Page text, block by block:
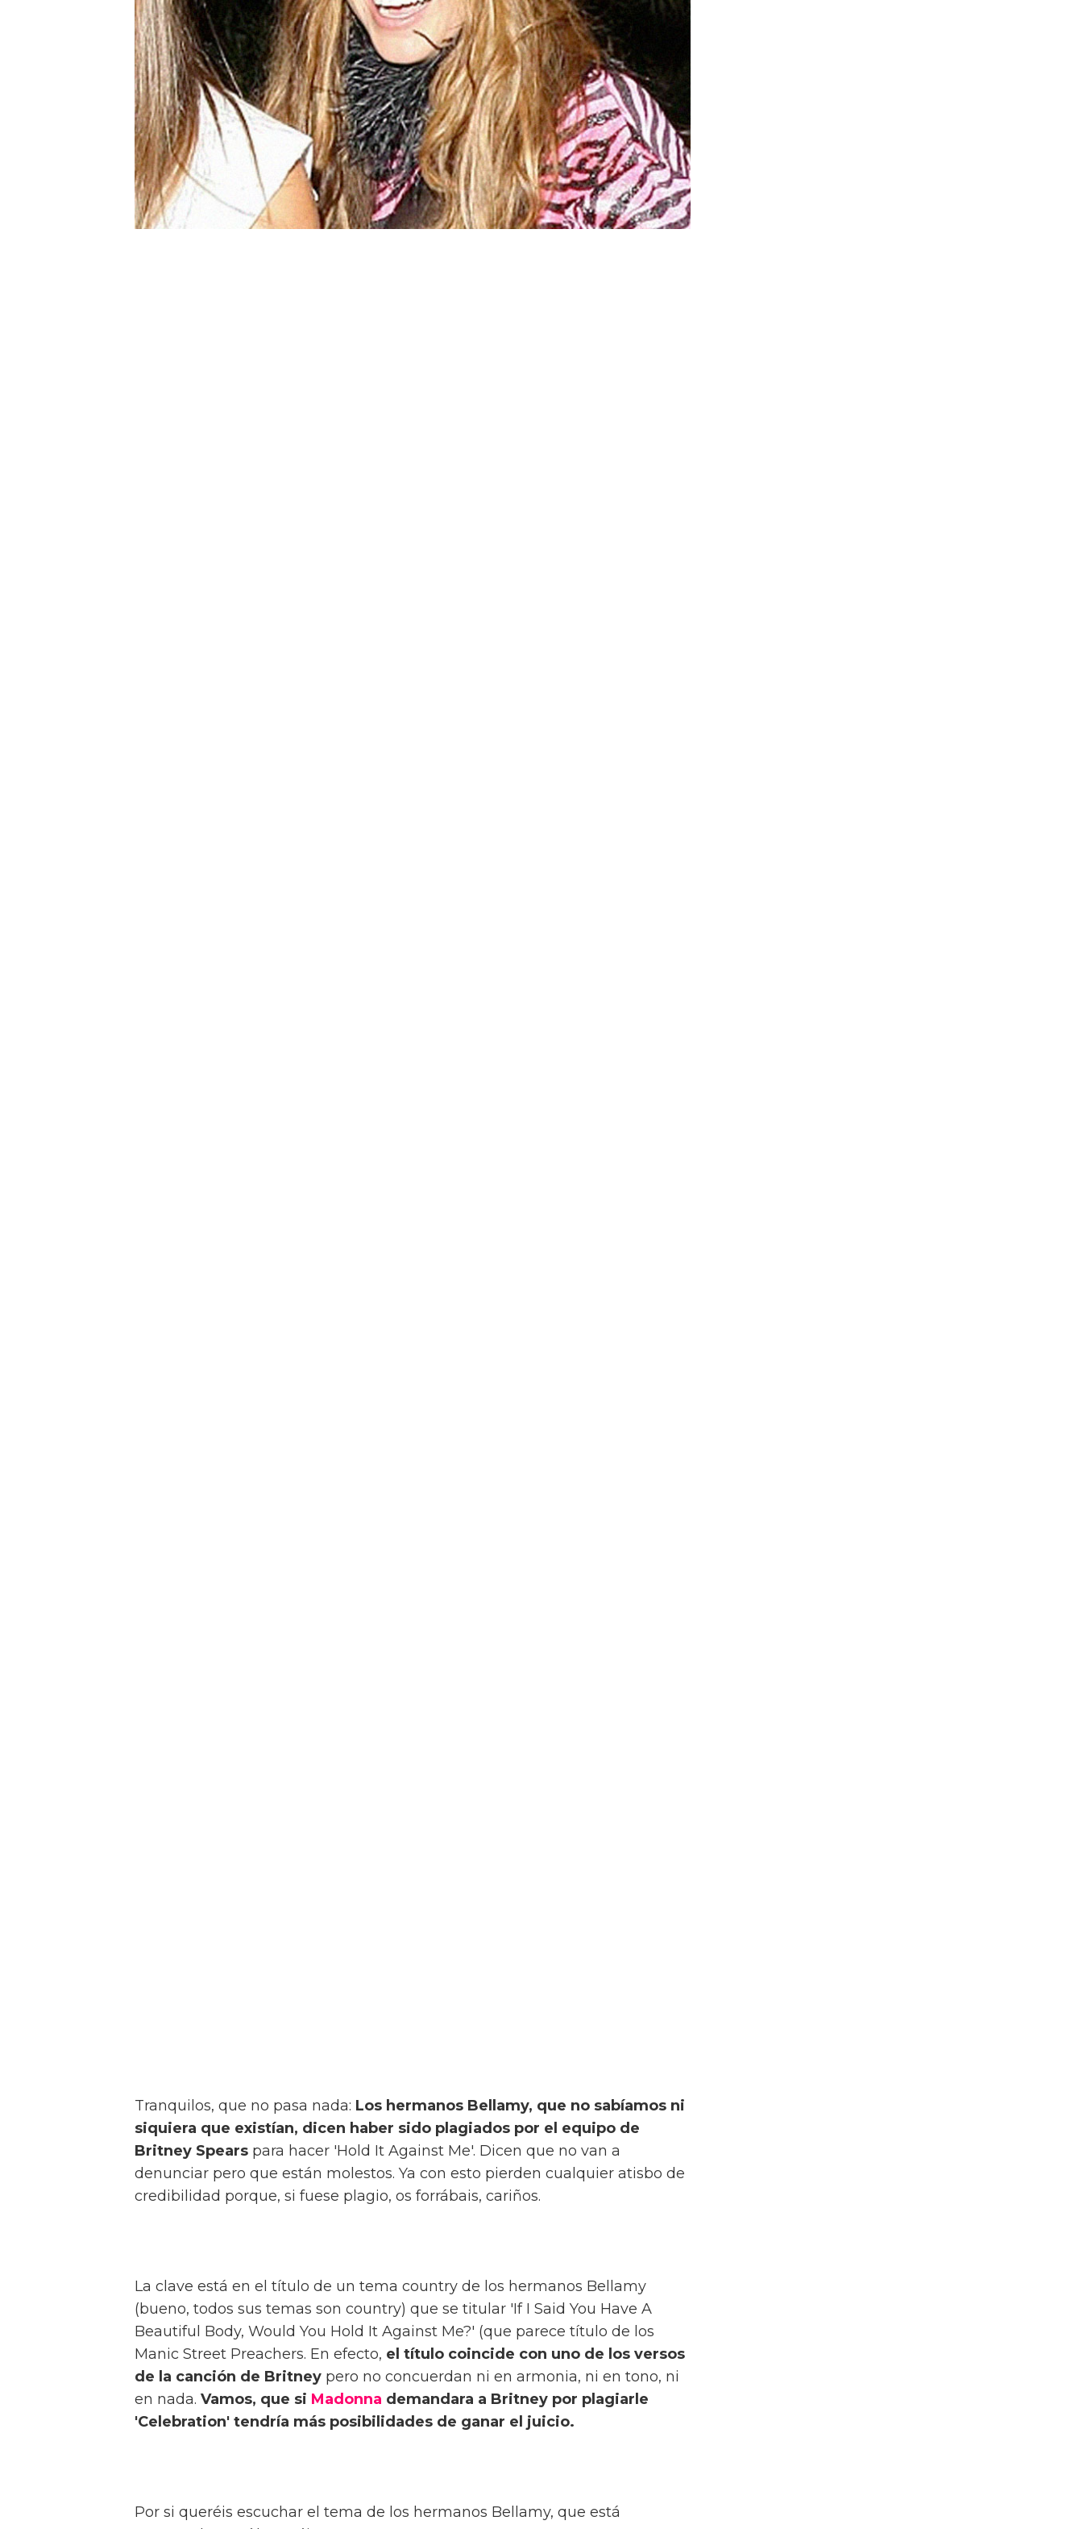
Tranquilos, que no pasa nada: Los hermanos Bellamy, que no sabíamos ni
siquiera que existían, dicen haber sido plagiados por el equipo de
Britney Spears para hacer 'Hold It Against Me'. Dicen que no van a
denunciar pero que están molestos. Ya con esto pierden cualquier atisbo de
credibilidad porque, si fuese plagio, os forrábais, cariños.
La clave está en el título de un tema country de los hermanos Bellamy
(bueno, todos sus temas son country) que se titular 'If I Said You Have A
Beautiful Body, Would You Hold It Against Me?' (que parece título de los
Manic Street Preachers. En efecto, el título coincide con uno de los versos
de la canción de Britney pero no concuerdan ni en armonia, ni en tono, ni
en nada. Vamos, que si Madonna demandara a Britney por plagiarle
'Celebration' tendría más posibilidades de ganar el juicio.
Por si queréis escuchar el tema de los hermanos Bellamy, que está